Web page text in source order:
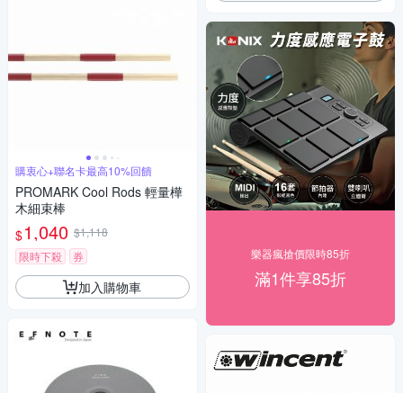
購衷心+聯名卡最高10%回饋
PROMARK Cool Rods 輕量樺
木細束棒
$1,040 $1,118
限時下殺
券
加入購物車
樂器瘋搶價限時85折
滿1件享85折